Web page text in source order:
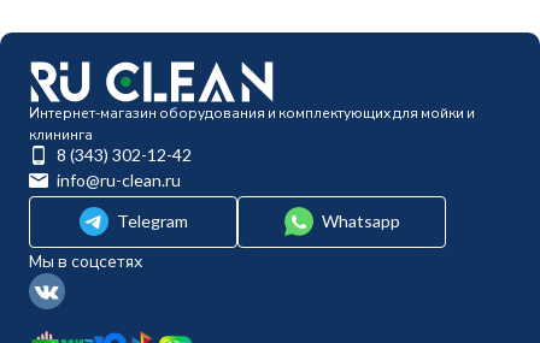
Интернет-магазин оборудования и комплектующих для мойки и
клининга
8 (343) 302-12-42
info@ru-clean.ru
Telegram
Whatsapp
Мы в соцсетях